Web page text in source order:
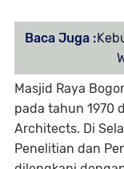
Baca Juga :
Masjid Raya
pada tahun 1970
Architects. Di
Penelitian dan